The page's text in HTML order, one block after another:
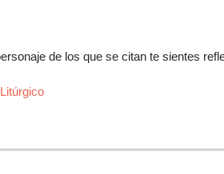
de los que se citan te sientes